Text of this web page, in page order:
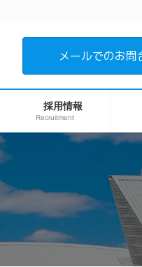
メールでのお問
採用情報
Recruitment